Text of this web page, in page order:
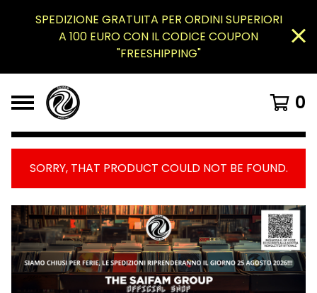
SPEDIZIONE GRATUITA PER ORDINI SUPERIORI
A 100 EURO CON IL CODICE COUPON
"FREESHIPPING"
0
SORRY, THAT PRODUCT COULD NOT BE FOUND.